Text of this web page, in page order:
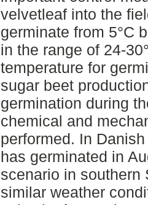
velvetleaf into the
germinate from 5°C
in the range of 24-
temperature for
sugar beet
germination during
chemical and
performed. In
has germinated in
scenario in southern
similar weather